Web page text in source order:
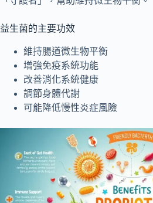
益生菌的主要功效
維持腸道微生物平衡
增強免疫系統功能
改善消化系統健康
調節身體代謝
可能降低慢性炎症風險